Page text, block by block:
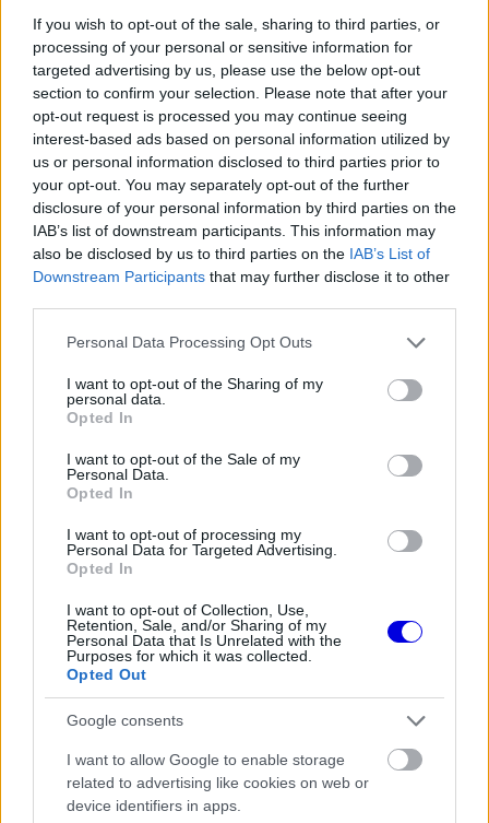
If you wish to opt-out of the sale, sharing to third parties, or
processing of your personal or sensitive information for
targeted advertising by us, please use the below opt-out
section to confirm your selection. Please note that after your
opt-out request is processed you may continue seeing
interest-based ads based on personal information utilized by
us or personal information disclosed to third parties prior to
your opt-out. You may separately opt-out of the further
disclosure of your personal information by third parties on the
IAB’s list of downstream participants. This information may
also be disclosed by us to third parties on the IAB’s List of
Downstream Participants that may further disclose it to other
Please note that this website/app uses one or more Google
not limited to your visit or usage behaviour. You may click to
grant or deny consent to Google and its third-party tags to
use your data for below specified purposes in below Google
consent section.
Personal Data Processing Opt Outs
I want to opt-out of the Sharing of my
personal data.
Opted In
I want to opt-out of the Sale of my
Personal Data.
Opted In
I want to opt-out of processing my
Personal Data for Targeted Advertising.
Opted In
I want to opt-out of Collection, Use,
Retention, Sale, and/or Sharing of my
Personal Data that Is Unrelated with the
Purposes for which it was collected.
Opted Out
Google consents
I want to allow Google to enable storage
related to advertising like cookies on web or
device identifiers in apps.
is
modal
window.
Espinosa szerint a gyorsulás mögött főként az áll,
hogy a cég sokkal intenzívebben használja az AI-
t és a digitális eszközöket. Ez nemcsak a
és a gyártásra is.
EZEKET IS AJÁNLJUK
FORMA-1
A McLaren korábbi szerelője
kitálalt Hamilton F1-es
FORMA-1
Kimi Räikkönen, akinek több
világbajnoki címet kellett volna
nyernie a McLarennel